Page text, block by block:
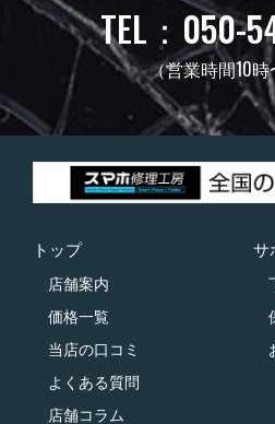
TEL：050-
（営業時間10
トップ
店舗案内
価格一覧
当店の口コミ
よくある質問
店舗コラム
サ